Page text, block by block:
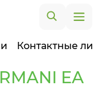
Контактные
EA